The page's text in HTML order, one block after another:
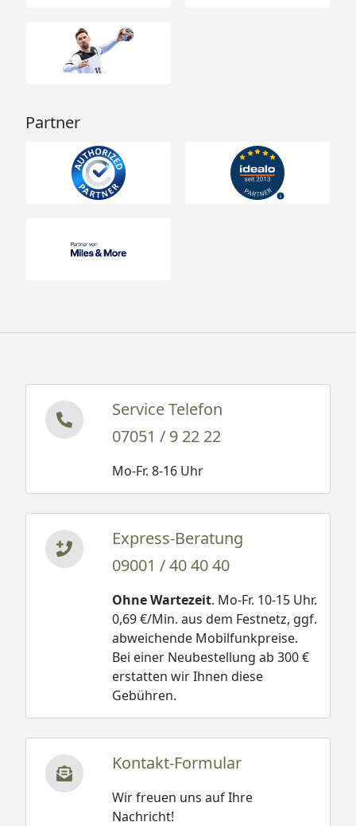
Partner
Service Telefon
07051 / 9 22 22
Mo-Fr. 8-16 Uhr
Express-Beratung
09001 / 40 40 40
Ohne Wartezeit. Mo-Fr. 10-15 Uhr.
0,69 €/Min. aus dem Festnetz, ggf.
abweichende Mobilfunkpreise.
Bei einer Neubestellung ab 300 €
erstatten wir Ihnen diese
Gebühren.
Kontakt-Formular
Wir freuen uns auf Ihre
Nachricht!